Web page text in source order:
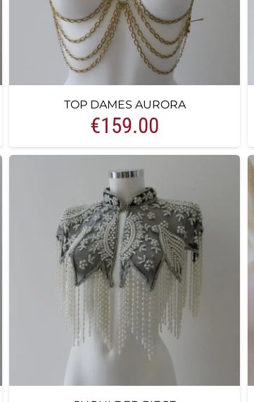
TOP DAMES AURORA
€159.00